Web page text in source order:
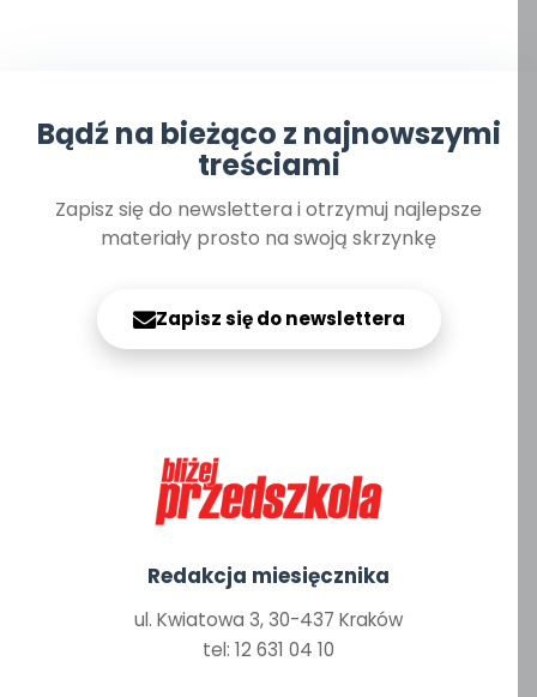
Bądź na bieżąco z najnowszymi
treściami
Zapisz się do newslettera i otrzymuj najlepsze
materiały prosto na swoją skrzynkę
Zapisz się do newslettera
Redakcja miesięcznika
ul. Kwiatowa 3, 30-437 Kraków
tel: 12 631 04 10